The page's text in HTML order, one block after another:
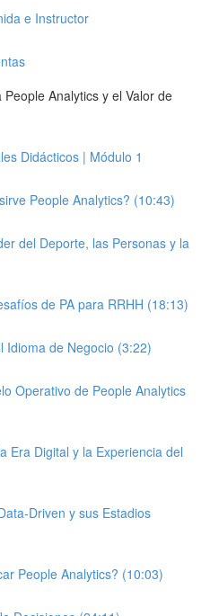
e Instructor
Analytics y el Valor de
Didácticos | Módulo 1
People Analytics? (10:43)
del Deporte, las Personas y la
de PA para RRHH (18:13)
Idioma de Negocio (3:22)
Operativo de People Analytics
Era Digital y la Experiencia del
Driven y sus Estadios
People Analytics? (10:03)